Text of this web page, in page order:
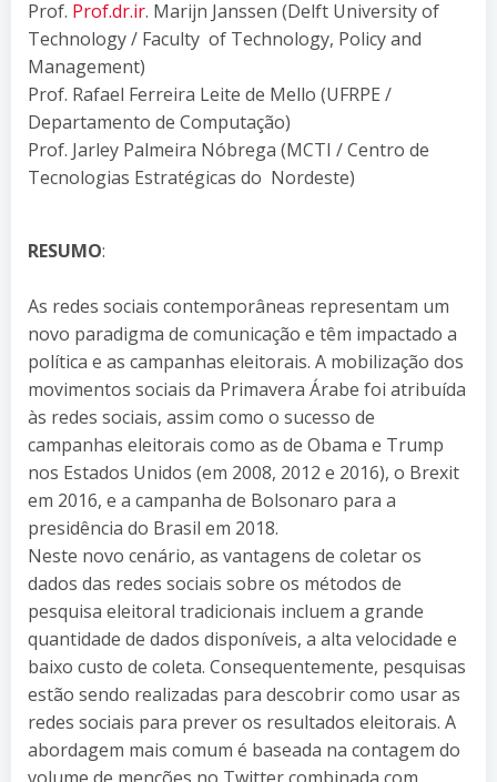
Prof. Prof.dr.ir. Marijn Janssen (Delft University of
Technology / Faculty of Technology, Policy and
Management)
Prof. Rafael Ferreira Leite de Mello (UFRPE /
Departamento de Computação)
Prof. Jarley Palmeira Nóbrega (MCTI / Centro de
Tecnologias Estratégicas do Nordeste)
RESUMO:
As redes sociais contemporâneas representam um
novo paradigma de comunicação e têm impactado a
política e as campanhas eleitorais. A mobilização dos
movimentos sociais da Primavera Árabe foi atribuída
às redes sociais, assim como o sucesso de
campanhas eleitorais como as de Obama e Trump
nos Estados Unidos (em 2008, 2012 e 2016), o Brexit
em 2016, e a campanha de Bolsonaro para a
presidência do Brasil em 2018.
Neste novo cenário, as vantagens de coletar os
dados das redes sociais sobre os métodos de
pesquisa eleitoral tradicionais incluem a grande
quantidade de dados disponíveis, a alta velocidade e
baixo custo de coleta. Consequentemente, pesquisas
estão sendo realizadas para descobrir como usar as
redes sociais para prever os resultados eleitorais. A
abordagem mais comum é baseada na contagem do
volume de menções no Twitter combinada com